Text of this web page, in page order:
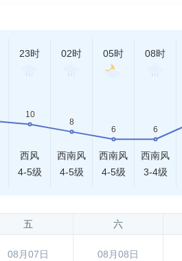
23时
西风
4-5级
02时
西南风
4-5级
05时
西南风
4-5级
08时
西南风
3-4级
五 六
08月07日 08月08日